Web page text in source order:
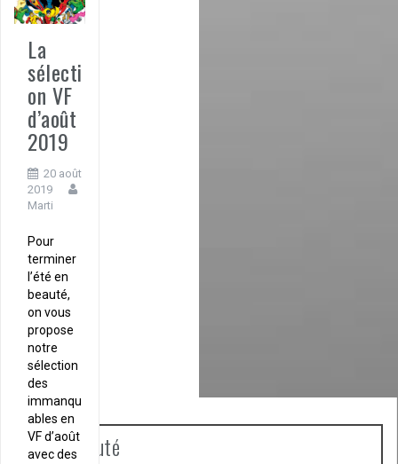
La
sélecti
on VF
d’août
2019
20 août
2019
Marti
Pour
terminer
l’été en
beauté,
on vous
propose
notre
sélection
des
immanqu
ables en
VF d’août
avec des
Communauté